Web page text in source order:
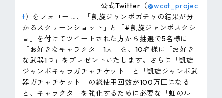
公式Twitter（@wcat_projec
t）をフォローし、「凱旋ジャンボガチャの結果が分
かるスクリーンショット」と「#凱旋ジャンボスクシ
ョ」を付けてツイートされた方から抽選で5名様に
「お好きなキャラクター1人」を、10名様に「お好き
な武器1つ」をプレゼントいたします。さらに「凱旋
ジャンボキャラガチャチケット」と「凱旋ジャンボ武
器ガチャチケット」の総使用回数が100万回になる
と、キャラクターを強化するために必要な「虹のルー